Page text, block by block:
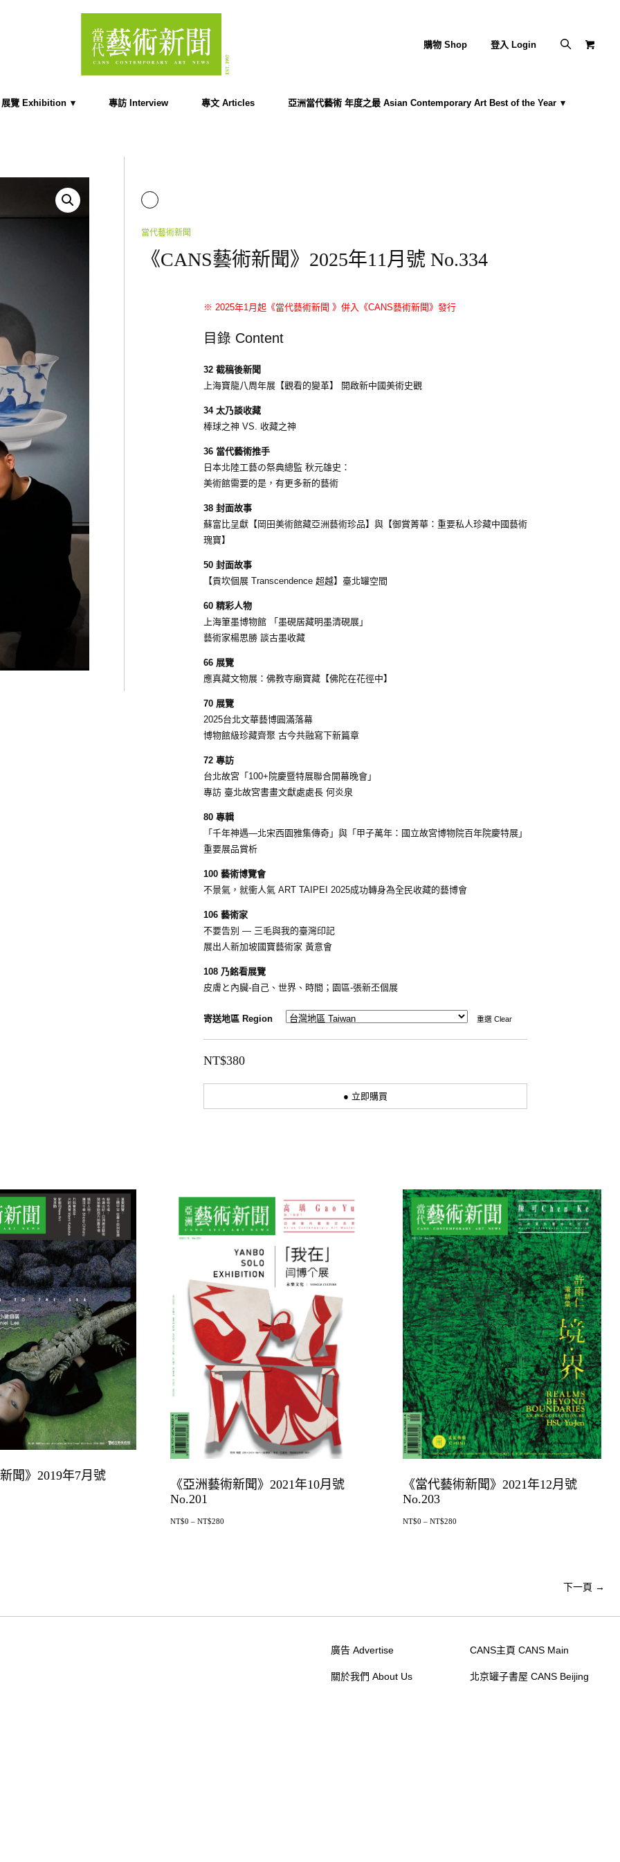
購物 Shop 登入 Login
展覽 Exhibition 專訪 Interview 專文 Articles 亞洲當代藝術 年度之最 Asian Contemporary Art Best of the Year
當代藝術新聞
《CANS藝術新聞》2025年11月號 No.334
※ 2025年1月起《當代藝術新聞 》併入 《CANS藝術新聞》 發行
目錄 Content
32 截稿後新聞
上海寶龍八周年展【觀看的變革】 開啟新中國美術史觀
34 太乃談收藏
棒球之神 VS. 收藏之神
36 當代藝術推手
日本北陸工藝の祭典總監 秋元雄史：
美術館需要的是，有更多新的藝術
38 封面故事
蘇富比呈獻【岡田美術館藏亞洲藝術珍品】與【御賞菁華：重要私人珍藏中國藝術
瑰寶】
50 封面故事
【貢坎個展 Transcendence 超越】臺北罐空間
60 精彩人物
上海筆墨博物館 「墨硯居藏明墨清硯展」
藝術家楊思勝 談古墨收藏
66 展覽
應真藏文物展：佛教寺廟寶藏【佛陀在花徑中】
70 展覽
2025台北文華藝博圓滿落幕
博物館級珍藏齊聚 古今共融寫下新篇章
72 專訪
台北故宮「100+院慶暨特展聯合開幕晚會」
專訪 臺北故宮書畫文獻處處長 何炎泉
80 專輯
「千年神遇—北宋西園雅集傳奇」與「甲子萬年：國立故宮博物院百年院慶特展」
重要展品賞析
100 藝術博覽會
不景氣，就衝人氣 ART TAIPEI 2025成功轉身為全民收藏的藝博會
106 藝術家
不要告別 — 三毛與我的臺灣印記
展出人新加坡國寶藝術家 黃意會
108 乃銘看展覽
皮膚と內臟-自己、世界、時間；園區-張新丕個展
寄送地區 Region 重選 Clear
NT$380
● 立即購買
聞》2019年7月號
《亞洲藝術新聞》2021年10月號
No.201
NT$0 –NT$280
《當代藝術新聞》2021年12月號
No.203
NT$0 –NT$280
下一頁 →
廣告 Advertise
關於我們 About Us
CANS主頁 CANS Main
北京罐子書屋 CANS Beijing